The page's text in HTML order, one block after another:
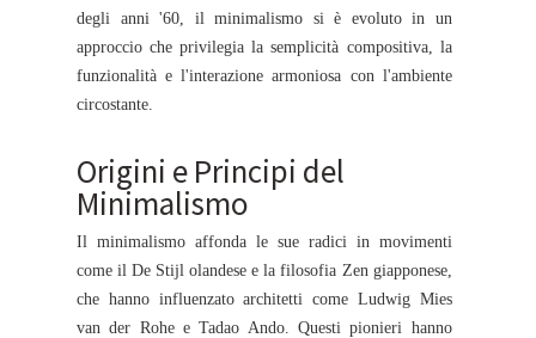
degli anni '60, il minimalismo si è evoluto in un
approccio che privilegia la semplicità compositiva, la
funzionalità e l'interazione armoniosa con l'ambiente
circostante.
Origini e Principi del
Minimalismo
Il minimalismo affonda le sue radici in movimenti
come il De Stijl olandese e la filosofia Zen giapponese,
che hanno influenzato architetti come Ludwig Mies
van der Rohe e Tadao Ando. Questi pionieri hanno